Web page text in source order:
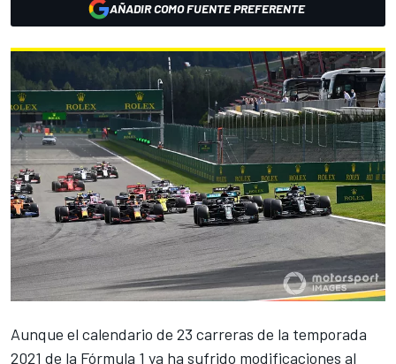
AÑADIR COMO FUENTE PREFERENTE
Aunque el calendario de 23 carreras de la temporada
2021 de la Fórmula 1 ya ha sufrido modificaciones al